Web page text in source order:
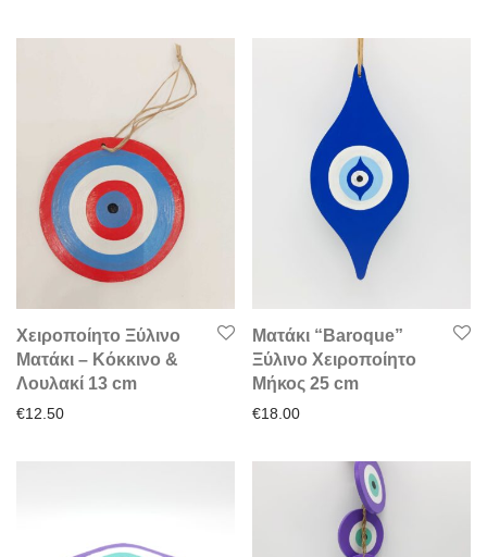
Χειροποίητο Ξύλινο
Ματάκι – Κόκκινο &
Λουλακί 13 cm
€12.50
Ματάκι “Baroque”
Ξύλινο Χειροποίητο
Μήκος 25 cm
€18.00